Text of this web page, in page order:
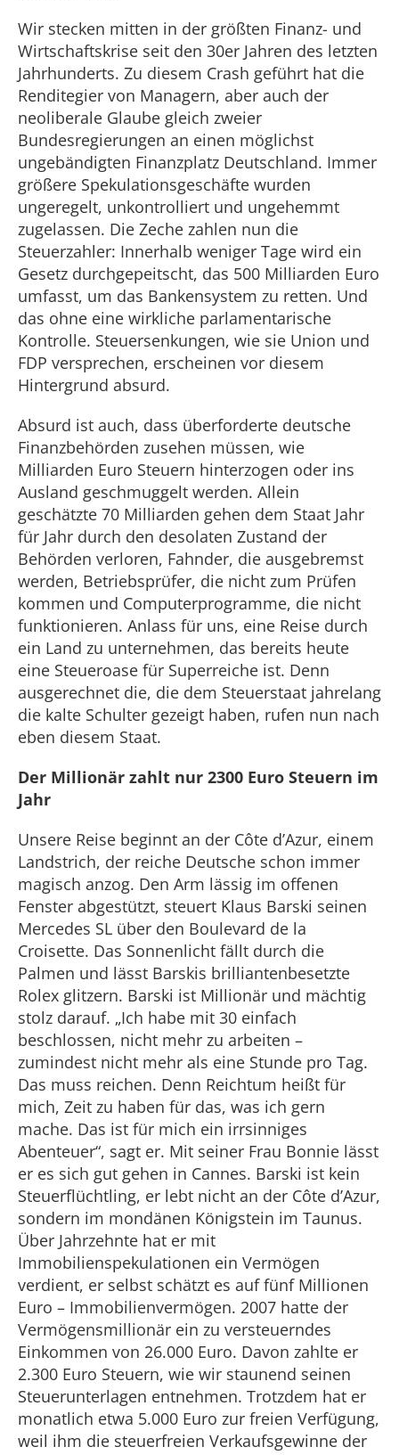
Wir stecken mitten in der größten Finanz- und
Wirtschaftskrise seit den 30er Jahren des letzten
Jahrhunderts. Zu diesem Crash geführt hat die
Renditegier von Managern, aber auch der
neoliberale Glaube gleich zweier
Bundesregierungen an einen möglichst
ungebändigten Finanzplatz Deutschland. Immer
größere Spekulationsgeschäfte wurden
ungeregelt, unkontrolliert und ungehemmt
zugelassen. Die Zeche zahlen nun die
Steuerzahler: Innerhalb weniger Tage wird ein
Gesetz durchgepeitscht, das 500 Milliarden Euro
umfasst, um das Bankensystem zu retten. Und
das ohne eine wirkliche parlamentarische
Kontrolle. Steuersenkungen, wie sie Union und
FDP versprechen, erscheinen vor diesem
Hintergrund absurd.
Absurd ist auch, dass überforderte deutsche
Finanzbehörden zusehen müssen, wie
Milliarden Euro Steuern hinterzogen oder ins
Ausland geschmuggelt werden. Allein
geschätzte 70 Milliarden gehen dem Staat Jahr
für Jahr durch den desolaten Zustand der
Behörden verloren, Fahnder, die ausgebremst
werden, Betriebsprüfer, die nicht zum Prüfen
kommen und Computerprogramme, die nicht
funktionieren. Anlass für uns, eine Reise durch
ein Land zu unternehmen, das bereits heute
eine Steueroase für Superreiche ist. Denn
ausgerechnet die, die dem Steuerstaat jahrelang
die kalte Schulter gezeigt haben, rufen nun nach
eben diesem Staat.
Der Millionär zahlt nur 2300 Euro Steuern im
Jahr
Unsere Reise beginnt an der Côte d’Azur, einem
Landstrich, der reiche Deutsche schon immer
magisch anzog. Den Arm lässig im offenen
Fenster abgestützt, steuert Klaus Barski seinen
Mercedes SL über den Boulevard de la
Croisette. Das Sonnenlicht fällt durch die
Palmen und lässt Barskis brilliantenbesetzte
Rolex glitzern. Barski ist Millionär und mächtig
stolz darauf. „Ich habe mit 30 einfach
beschlossen, nicht mehr zu arbeiten –
zumindest nicht mehr als eine Stunde pro Tag.
Das muss reichen. Denn Reichtum heißt für
mich, Zeit zu haben für das, was ich gern
mache. Das ist für mich ein irrsinniges
Abenteuer“, sagt er. Mit seiner Frau Bonnie lässt
er es sich gut gehen in Cannes. Barski ist kein
Steuerflüchtling, er lebt nicht an der Côte d’Azur,
sondern im mondänen Königstein im Taunus.
Über Jahrzehnte hat er mit
Immobilienspekulationen ein Vermögen
verdient, er selbst schätzt es auf fünf Millionen
Euro – Immobilienvermögen. 2007 hatte der
Vermögensmillionär ein zu versteuerndes
Einkommen von 26.000 Euro. Davon zahlte er
2.300 Euro Steuern, wie wir staunend seinen
Steuerunterlagen entnehmen. Trotzdem hat er
monatlich etwa 5.000 Euro zur freien Verfügung,
weil ihm die steuerfreien Verkaufsgewinne der